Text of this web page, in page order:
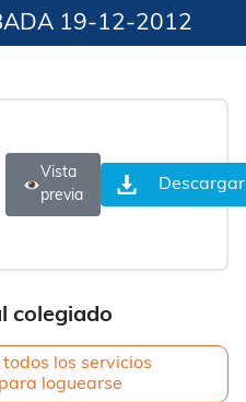
19-12-2012
colegiado
los servicios
loguearse
Vista
previa
Descargar